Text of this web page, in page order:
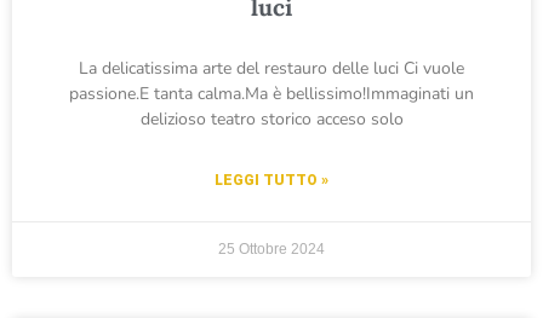
luci
La delicatissima arte del restauro delle luci Ci vuole
passione.E tanta calma.Ma è bellissimo!Immaginati un
delizioso teatro storico acceso solo
LEGGI TUTTO »
25 Ottobre 2024